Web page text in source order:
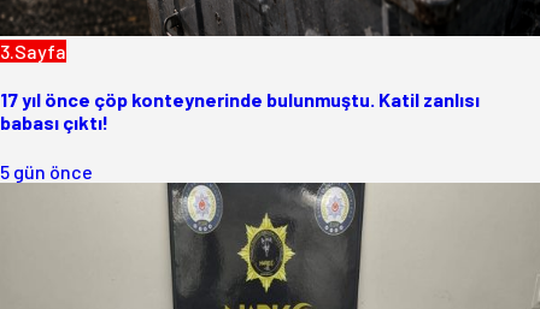
3.Sayfa
17 yıl önce çöp konteynerinde bulunmuştu. Katil zanlısı
babası çıktı!
5 gün önce